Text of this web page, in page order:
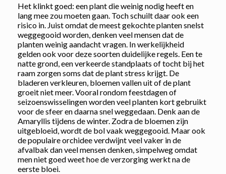
Het klinkt goed: een plant die weinig nodig heeft en
lang mee zou moeten gaan. Toch schuilt daar ook een
risico in. Juist omdat de meest gekochte planten snelst
weggegooid worden, denken veel mensen dat de
planten weinig aandacht vragen. In werkelijkheid
gelden ook voor deze soorten duidelijke regels. Een te
natte grond, een verkeerde standplaats of tocht bij het
raam zorgen soms dat de plant stress krijgt. De
bladeren verkleuren, bloemen vallen uit of de plant
groeit niet meer. Vooral rondom feestdagen of
seizoenswisselingen worden veel planten kort gebruikt
voor de sfeer en daarna snel weggedaan. Denk aan de
Amaryllis tijdens de winter. Zodra de bloemen zijn
uitgebloeid, wordt de bol vaak weggegooid. Maar ook
de populaire orchidee verdwijnt veel vaker in de
afvalbak dan veel mensen denken, simpelweg omdat
men niet goed weet hoe de verzorging werkt na de
eerste bloei.